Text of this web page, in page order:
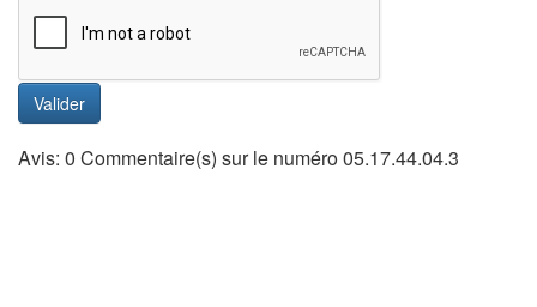
Valider
Avis: 0 Commentaire(s) sur le numéro 05.17.44.04.3